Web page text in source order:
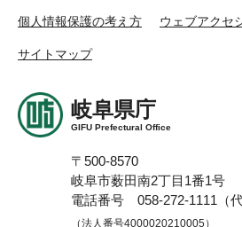
個人情報保護の考え方 ウェブアクセ
サイトマップ
岐阜県庁
GIFU Prefectural Office
〒500-8570
岐阜市薮田南2丁目1番1号
電話番号 058-272-1111（代
（法人番号4000020210005）